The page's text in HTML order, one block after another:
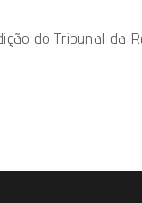
doTribunal da